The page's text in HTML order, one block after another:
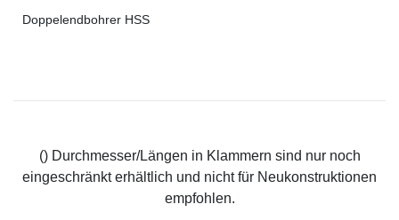
Doppelendbohrer HSS
() Durchmesser/Längen in Klammern sind nur noch
eingeschränkt erhältlich und nicht für Neukonstruktionen
empfohlen.